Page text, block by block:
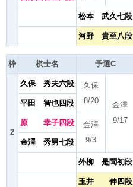
松本 武久七段
河野 貴至八段
枠 棋士名 予選C
2
久保 秀夫六段
久保
8/20
金澤
9/17
平田 智也四段
原 幸子四段
金澤
9/3
金澤 秀男七段
外柳 是聞初段
玉井 伸四段